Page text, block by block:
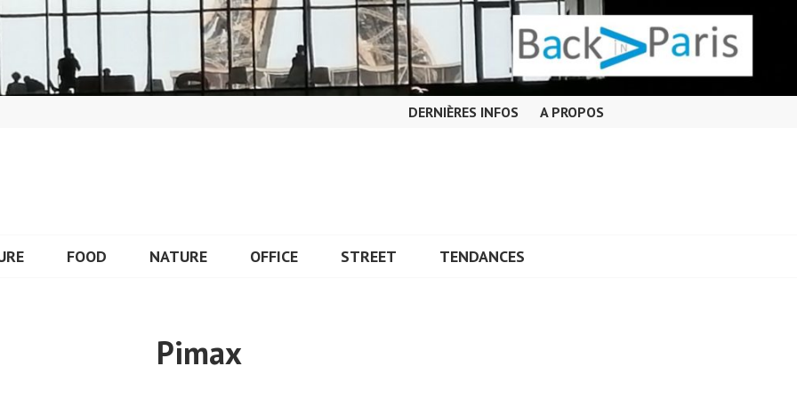
DERNIÈRES INFOS A PROPOS
FOOD NATURE OFFICE STREET TENDANCES
Pimax